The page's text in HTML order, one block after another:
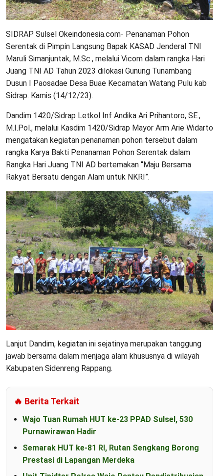
SIDRAP Sulsel Okeindonesia.com- Penanaman Pohon
Serentak di Pimpin Langsung Bapak KASAD Jenderal TNI
Maruli Simanjuntak, M.Sc., melalui Vicom dalam rangka Hari
Juang TNI AD Tahun 2023 dilokasi Gunung Tunambang
Dusun I Paosadae Desa Buae Kecamatan Watang Pulu kab
Sidrap. Kamis (14/12/23).
Dandim 1420/Sidrap Letkol Inf Andika Ari Prihantoro, SE.,
M.I.Pol., melalui Kasdim 1420/Sidrap Mayor Arm Arie Widarto
mengatakan kegiatan penanaman pohon tersebut dalam
rangka Karya Bakti Penanaman Pohon Serentak dalam
Rangka Hari Juang TNI AD bertemakan “Maju Bersama
Rakyat Bersatu dengan Alam untuk NKRI”.
Lanjut Dandim, kegiatan ini sejatinya merupakan tanggung
jawab bersama dalam menjaga alam khususnya di wilayah
Kabupaten Sidenreng Rappang.
🔥 Berita Terkait
Wajo Tuan Rumah HUT ke-23 PPAD Sulsel, 530
Purnawirawan Hadir
Semarak HUT ke-81 RI, Rutan Sengkang Borong
Prestasi di Lapangan Merdeka